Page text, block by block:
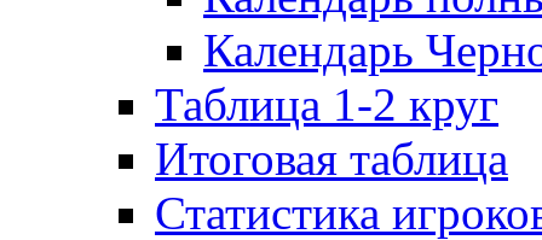
Календарь
Таблица 1-2 круг
Итоговая таблица
Статистика